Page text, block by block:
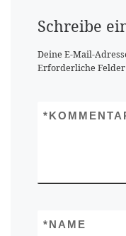
Schreibe
Deine E-Mail-
Erforderliche
*
NAME
*